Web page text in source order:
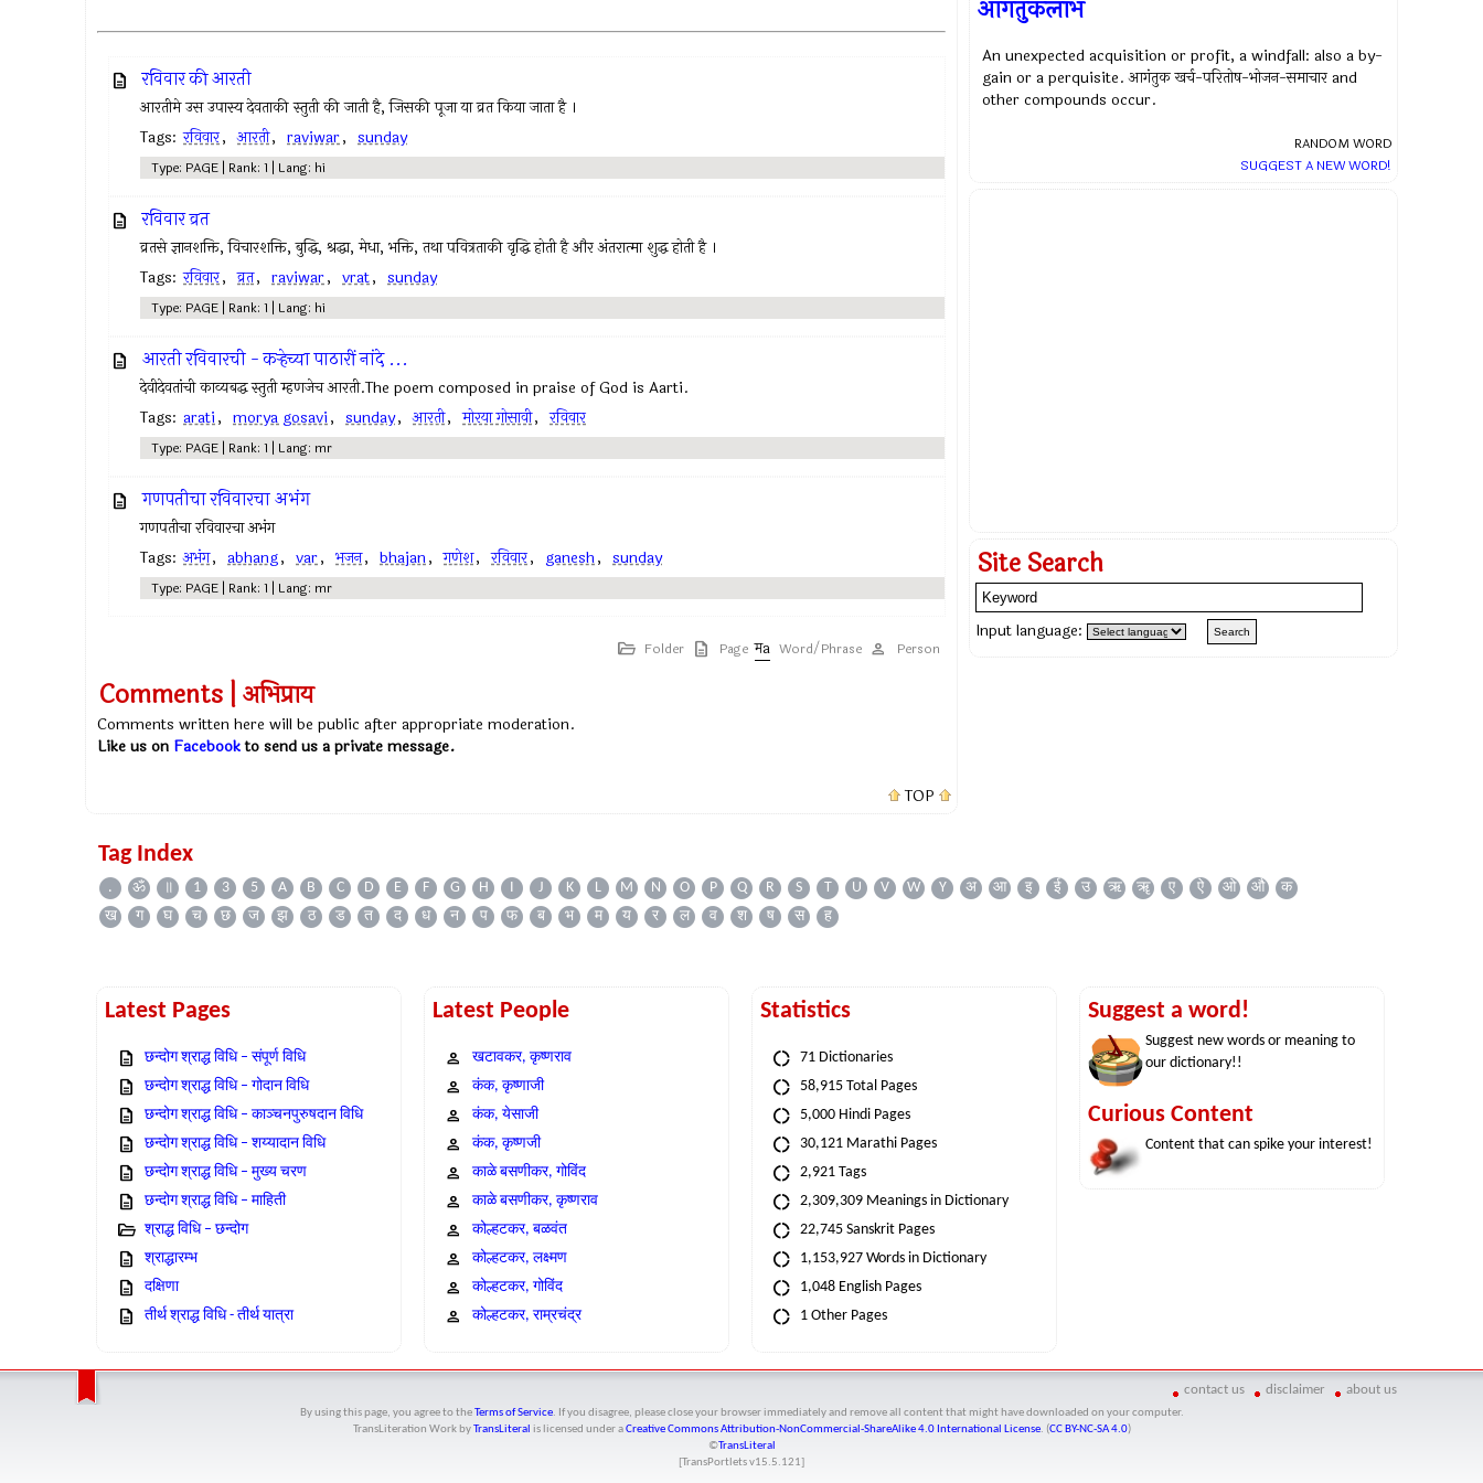
रविवार की आरती
आरतीमे उस उपास्य देवताकी स्तुती की जाती है, जिसकी पूजा या व्रत किया जाता है ।
Tags: रविवार, आरती, raviwar, sunday
Type: PAGE | Rank: 1 | Lang: hi
रविवार व्रत
व्रतसे ज्ञानशक्ति, विचारशक्ति, बुद्धि, श्रद्धा, मेधा, भक्ति, तथा पवित्रताकी वृद्धि होती है और अंतरात्मा शुद्ध होती है ।
Tags: रविवार, व्रत, raviwar, vrat, sunday
Type: PAGE | Rank: 1 | Lang: hi
आरती रविवारची - कर्‍हेच्या पाठारीं नांदे ...
देवीदेवतांची काव्यबद्ध स्तुती म्हणजेच आरती.The poem composed in praise of God is Aarti.
Tags: arati, morya gosavi, sunday, आरती, मोरया गोसावी, रविवार
Type: PAGE | Rank: 1 | Lang: mr
गणपतीचा रविवारचा अभंग
गणपतीचा रविवारचा अभंग
Tags: अभंग, abhang, var, भजन, bhajan, गणेश, रविवार, ganesh, sunday
Type: PAGE | Rank: 1 | Lang: mr
Folder Page Word/Phrase Person
Comments | अभिप्राय
Comments written here will be public after appropriate moderation.
Like us on Facebookto send us a private message.
TOP
आगंतुकलाभ
An unexpected acquisition or profit, a windfall: also a by-
gain or a perquisite. आगंतुक खर्च-परितोष-भोजन-समाचार and
other compounds occur.
RANDOM WORD
SUGGEST A NEW WORD!
Site Search
Input language:
Tag Index
. ॐ ॥ 1 3 5 A B C D E F G H I J K L M N O P Q R S T U V W Y अ आ इ ई उ ऋ ॠ ए ऐ ओ औ
क
ख
ग घ च छ ज झ ठ ड त द ध न प फ ब भ म य र ल व श ष स ह
Latest Pages
छन्दोग श्राद्ध विधि – संपूर्ण विधि
छन्दोग श्राद्ध विधि – गोदान विधि
छन्दोग श्राद्ध विधि – काञ्चनपुरुषदान विधि
छन्दोग श्राद्ध विधि – शय्यादान विधि
छन्दोग श्राद्ध विधि – मुख्य चरण
छन्दोग श्राद्ध विधि – माहिती
श्राद्ध विधि – छन्दोग
श्राद्धारम्भ
दक्षिणा
तीर्थ श्राद्ध विधि - तीर्थ यात्रा
Latest People
खटावकर, कृष्णराव
कंक, कृष्णाजी
कंक, येसाजी
कंक, कृष्णजी
काळे बसणीकर, गोविंद
काळे बसणीकर, कृष्णराव
कोल्हटकर, बळवंत
कोल्हटकर, लक्ष्मण
कोल्हटकर, गोविंद
कोल्हटकर, राम्रचंद्र
Statistics
71 Dictionaries
58,915 Total Pages
5,000 Hindi Pages
30,121 Marathi Pages
2,921 Tags
2,309,309 Meanings in Dictionary
22,745 Sanskrit Pages
1,153,927 Words in Dictionary
1,048 English Pages
1 Other Pages
Suggest a word!
Suggest new words or meaning to
our dictionary!!
Curious Content
Content that can spike your interest!
contact us disclaimer about us
By using this page, you agree to theTerms of Service. If you disagree, please close your browser immediately and remove all content that might have downloaded on your computer.
TransLiteration Work byTransLiteral is licensed under aCreative Commons Attribution-NonCommercial-ShareAlike 4.0 International License. (CC BY-NC-SA 4.0)
©TransLiteral
[TransPortlets v15.5.121]